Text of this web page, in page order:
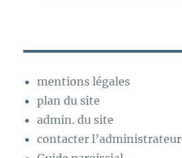
mentions légales
plan du site
admin. du site
contacter l’administrateur